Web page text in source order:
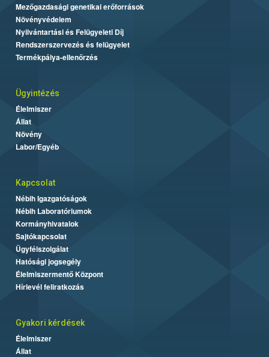
Mezőgazdasági genetikai erőforrások
Növényvédelem
Nyilvántartási és Felügyeleti Díj
Rendszerszervezés és felügyelet
Termékpálya-ellenőrzés
Ügyintézés
Élelmiszer
Állat
Növény
Labor/Egyéb
Kapcsolat
Nébih Igazgatóságok
Nébih Laboratóriumok
Kormányhivatalok
Sajtókapcsolat
Ügyfélszolgálat
Hatósági jogsegély
Élelmiszermentő Központ
Hírlevél feliratkozás
Gyakori kérdések
Élelmiszer
Állat